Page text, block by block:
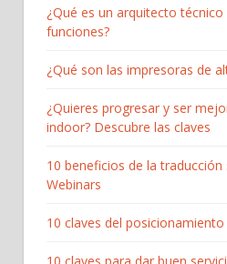
¿Qué es un arquitecto
funciones?
¿Qué son las impresoras de
¿Quieres progresar y ser
indoor? Descubre las claves
10 beneficios de la traducción
Webinars
10 claves del posicionamiento